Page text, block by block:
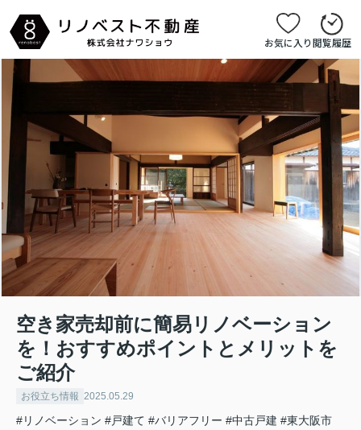
お気に入り閲覧履歴
空き家売却前に簡易リノベーション
を！おすすめポイントとメリットを
ご紹介
お役立ち情報 2025.05.29
#リノベーション #戸建て #バリアフリー #中古戸建 #東大阪市